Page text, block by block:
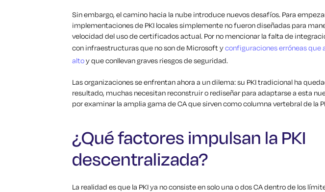
Sin embargo, el camino hacia la nube introduce nuevos desafíos. Para
implementaciones de PKI locales simplemente no fueron diseñadas para
velocidad del uso de certificados actual. Por no mencionar la falta de
con infraestructuras que no son de Microsoft yconfiguraciones erróneas que
altoy que conllevan graves riesgos de seguridad.
Las organizaciones se enfrentan ahora a un dilema: su PKI tradicional ha
resultado, muchas necesitan reconstruir o rediseñar para adaptarse a esta
por examinar la amplia gama de CA que sirven como columna vertebral de la
¿Qué factores impulsan la PKI
descentralizada?
La realidad es que la PKI ya no consiste en solo una o dos CA dentro de los